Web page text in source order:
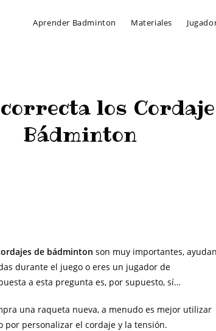
Aprender Badminton Materiales
los
Bádminton
de bádminton son muy importantes,
durante el juego o eres un jugador de
a esta pregunta es, por supuesto, sí…
una raqueta nueva, a menudo es mejor utilizar
personalizar el cordaje y la tensión.